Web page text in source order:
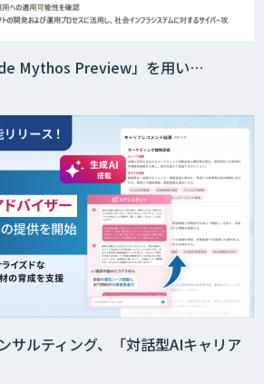
エージェント構築支援サービス
クレイプPro
SAT
推進のパートナーに「ジンベイ 生成
AI・DXコンサルティング」
Mythos Preview」を用い…
サルティング、「対話型AIキャリア